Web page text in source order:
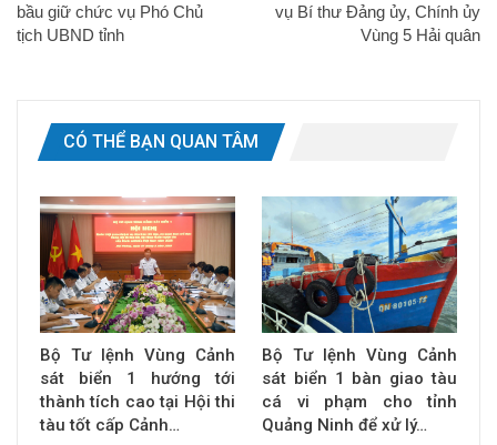
bầu giữ chức vụ Phó Chủ
tịch UBND tỉnh
vụ Bí thư Đảng ủy, Chính ủy
Vùng 5 Hải quân
CÓ THỂ BẠN QUAN TÂM
Bộ Tư lệnh Vùng Cảnh
sát biển 1 hướng tới
thành tích cao tại Hội thi
tàu tốt cấp Cảnh…
Bộ Tư lệnh Vùng Cảnh
sát biển 1 bàn giao tàu
cá vi phạm cho tỉnh
Quảng Ninh để xử lý…